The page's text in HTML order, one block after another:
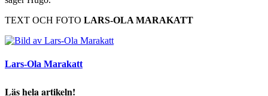
TEXT OCH FOTO LARS-OLA MARAKATT
Lars-Ola Marakatt
Läs hela artikeln!